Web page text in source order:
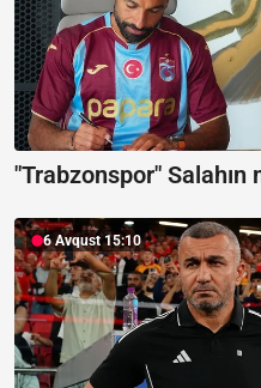
"Trabzonspor" Salahın
6 Avqust 15:10